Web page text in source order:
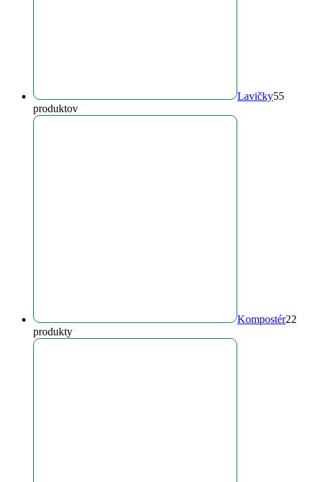
Lavičky55
produktov
Kompostér22
produkty